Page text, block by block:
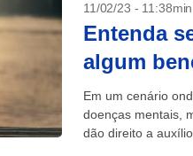
11/02/23 - 11:38min
Entenda
algum
Em um cenário
doenças mentais,
dão direito a